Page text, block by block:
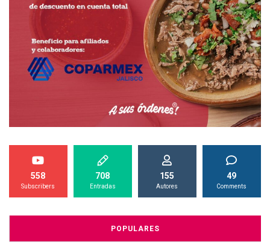
558
Subscribers
708
Entradas
155
Autores
49
Comments
POPULARES